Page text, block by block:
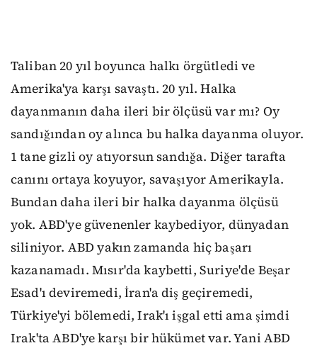
Taliban 20 yıl boyunca halkı örgütledi ve
Amerika'ya karşı savaştı. 20 yıl. Halka
dayanmanın daha ileri bir ölçüsü var mı? Oy
sandığından oy alınca bu halka dayanma oluyor.
1 tane gizli oy atıyorsun sandığa. Diğer tarafta
canını ortaya koyuyor, savaşıyor Amerikayla.
Bundan daha ileri bir halka dayanma ölçüsü
yok. ABD'ye güvenenler kaybediyor, dünyadan
siliniyor. ABD yakın zamanda hiç başarı
kazanamadı. Mısır'da kaybetti, Suriye'de Beşar
Esad'ı deviremedi, İran'a diş geçiremedi,
Türkiye'yi bölemedi, Irak'ı işgal etti ama şimdi
Irak'ta ABD'ye karşı bir hükümet var. Yani ABD